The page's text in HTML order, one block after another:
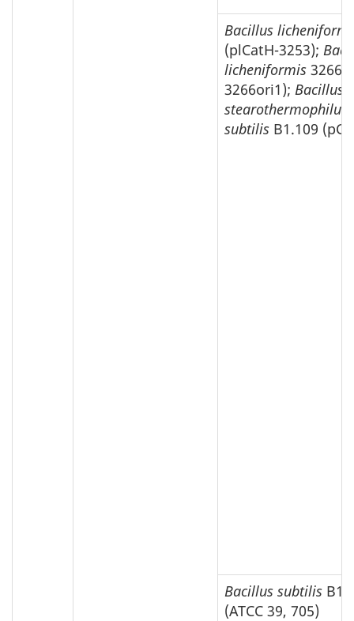
Bacillus
(plCatH-3253);
licheniformis 3266
3266ori1); Bacillus
stearothermophilus
subtilis B1.109
Bacillus subtilis
(ATCC 39, 705)